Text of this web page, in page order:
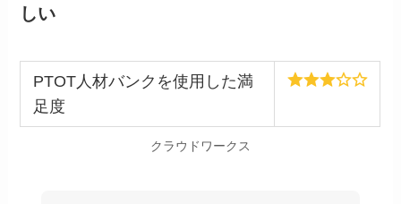
しい
PTOT人材バンクを使用した満
足度
クラウドワークス